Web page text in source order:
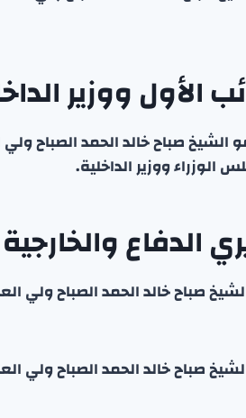
الأول ووزير
الوزراء ووزير الداخلية.
الدفاع والخارجية
صباح خالد الحمد الصباح ولي